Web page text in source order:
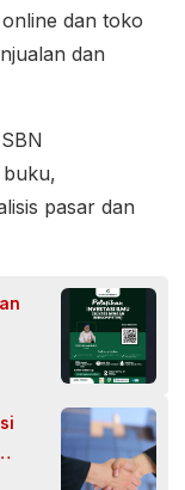
dan toko
dan
buku,
pasar dan